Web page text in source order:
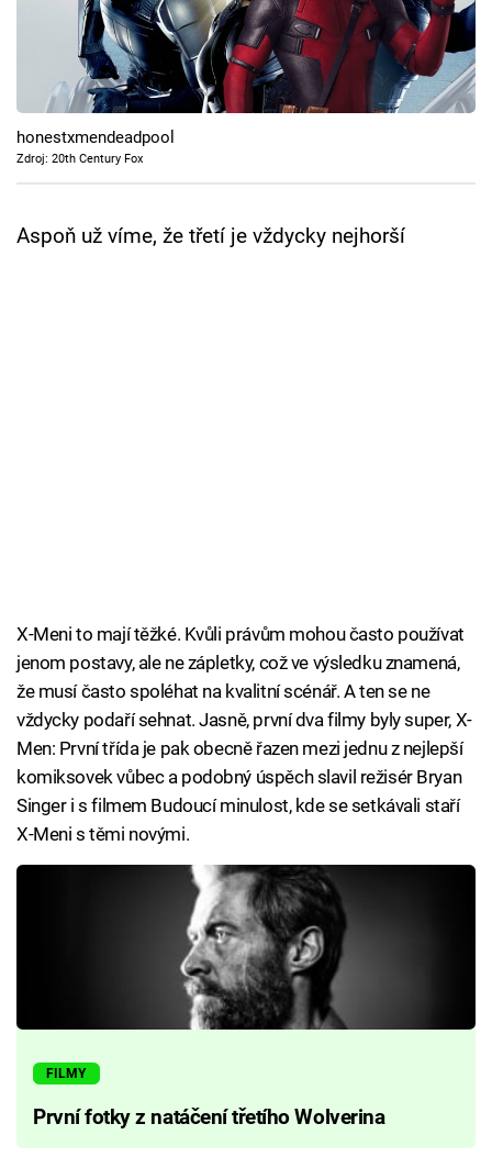
Cool Esport
Pořady
Sledujte prima+
Přihlášení
honestxmendeadpool
Zdroj: 20th Century Fox
Aspoň už víme, že třetí je vždycky nejhorší
X-Meni to mají těžké. Kvůli právům mohou často používat
jenom postavy, ale ne zápletky, což ve výsledku znamená,
že musí často spoléhat na kvalitní scénář. A ten se ne
vždycky podaří sehnat. Jasně, první dva filmy byly super, X-
Men: První třída je pak obecně řazen mezi jednu z nejlepší
komiksovek vůbec a podobný úspěch slavil režisér Bryan
Singer i s filmem Budoucí minulost, kde se setkávali staří
X-Meni s těmi novými.
FILMY
První fotky z natáčení třetího Wolverina